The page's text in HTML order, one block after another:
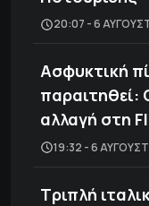
20:07 - 6
Ασφυκτική
παραιτηθεί:
αλλαγή στη
19:32 - 6
Τριπλή